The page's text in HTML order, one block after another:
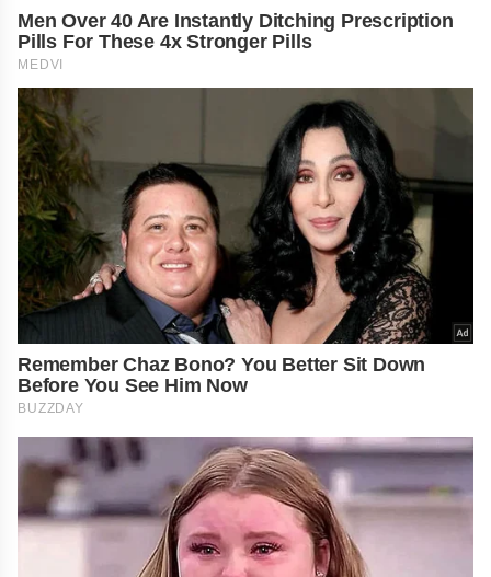
Men Over 40 Are Instantly Ditching Prescription
Pills For These 4x Stronger Pills
MEDVI
Remember Chaz Bono? You Better Sit Down
Before You See Him Now
BUZZDAY